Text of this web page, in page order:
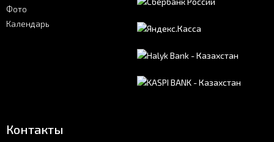
Фото
Календарь
Контакты